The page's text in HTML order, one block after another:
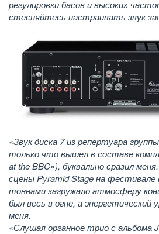
регулировки басов и высоких
стесняйтесь настраивать звук
«Звук диска 7 из репертуара
только что вышел в составе
at the BBC»), буквально сразил
сцены Pyramid Stage на фестивале
тоннами загружало атмосферу
был весь в огне, а энергетический
меня.
«Слушая органное трио с альбома